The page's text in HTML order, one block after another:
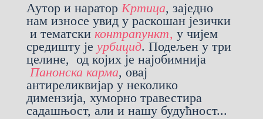
Аутор и наратор Кртица, заједно
нам износе увид у раскошан језички
и тематски контрапункт, у чијем
средишту је урбицид. Подељен у три
целине, од којих је најобимнија
Панонска карма, овај
антиреликвијар у неколико
димензија, хуморно травестира
садашњост, али и нашу будућност...